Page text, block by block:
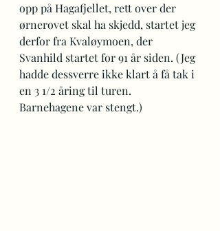
opp på Hagafjellet, rett over der
ørnerovet skal ha skjedd, startet jeg
derfor fra Kvaløymoen, der
Svanhild startet for 91 år siden. (Jeg
hadde dessverre ikke klart å få tak i
en 3 1/2 åring til turen.
Barnehagene var stengt.)